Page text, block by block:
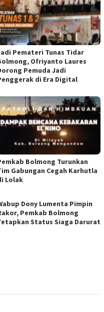
Pemateri Tunas Tidar
Ofriyanto Laures
Pemuda Jadi
di Era Digital
Bolmong Turunkan
Gabungan Cegah Karhutla
Lolak
Dony Lumenta Pimpin
Pemkab Bolmong
Status Siaga Darurat